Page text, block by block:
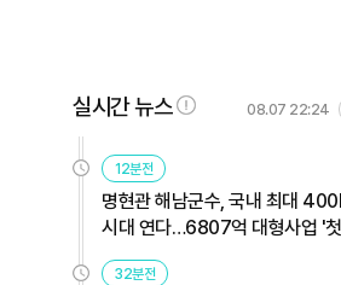
실시간 뉴스 08.07 22:24
12분전
명현관 해남군수, 국내 최대
시대 연다…6807억 대형사업 '
32분전